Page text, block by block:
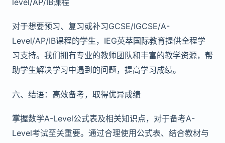
level/AP/IB课程
对于想要预习、复习或补习GCSE/IGCSE/A-
Level/AP/IB课程的学生，IEG英萃国际教育提供全程学
习支持。我们拥有专业的教师团队和丰富的教学资源，帮
助学生解决学习中遇到的问题，提高学习成绩。
六、结语：高效备考，取得优异成绩
掌握数学A-Level公式表及相关知识点，对于备考A-
Level考试至关重要。通过合理使用公式表、结合教材与